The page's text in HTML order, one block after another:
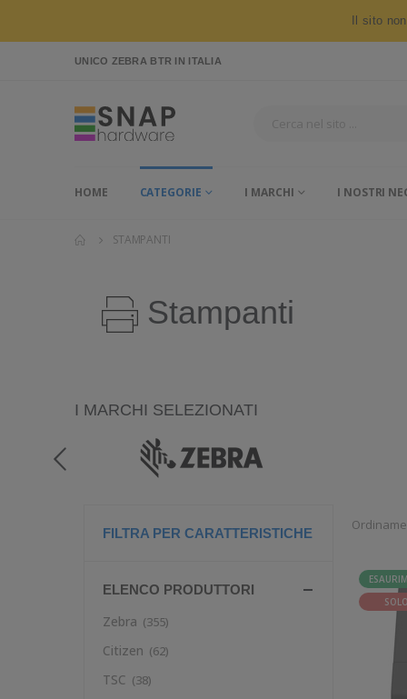
Il sito
UNICO ZEBRA BTR IN ITALIA
HOME CATEGORIE I MARCHI I NOSTRI
STAMPANTI
Stampanti
I MARCHI SELEZIONATI
FILTRA PER CARATTERISTICHE
ELENCO PRODUTTORI
Zebra (355)
Citizen (62)
TSC (38)